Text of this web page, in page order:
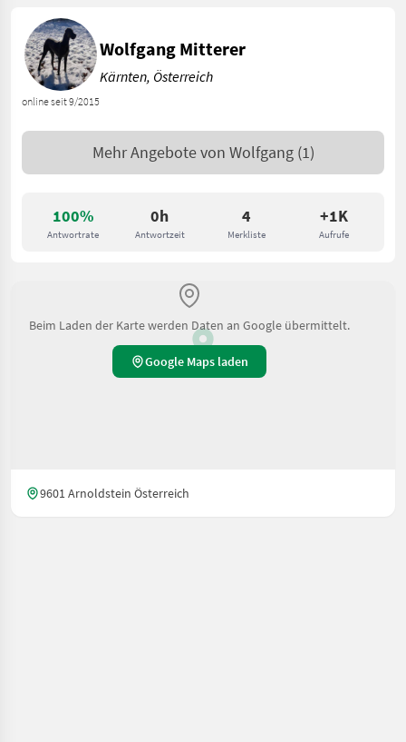
100%
Antwortrate
0h
Antwortzeit
4
Merkliste
+1K
Aufrufe
online seit 9/2015
Wolfgang Mitterer
Kärnten, Österreich
Mehr Angebote von Wolfgang (1)
Beim Laden der Karte werden Daten an Google übermittelt.
Google Maps laden
9601 Arnoldstein Österreich